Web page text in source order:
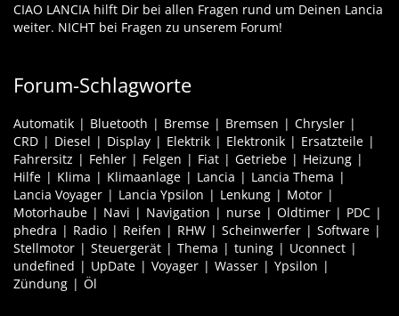
CIAO LANCIA hilft Dir bei allen Fragen rund um Deinen Lancia
weiter. NICHT bei Fragen zu unserem Forum!
Forum-Schlagworte
Automatik Bluetooth Bremse Bremsen
Chrysler
CRD
Diesel Display Elektrik Elektronik
Ersatzteile
Fahrersitz
Fehler Felgen Fiat Getriebe
Heizung
Hilfe
Klima Klimaanlage Lancia
Lancia Thema
Lancia Voyager
Lancia Ypsilon Lenkung
Motor
Motorhaube
Navi Navigation nurse Oldtimer
PDC
phedra
Radio Reifen RHW Scheinwerfer
Software
Stellmotor
Steuergerät Thema tuning
Uconnect
undefined
UpDate Voyager Wasser
Ypsilon
Zündung
Öl